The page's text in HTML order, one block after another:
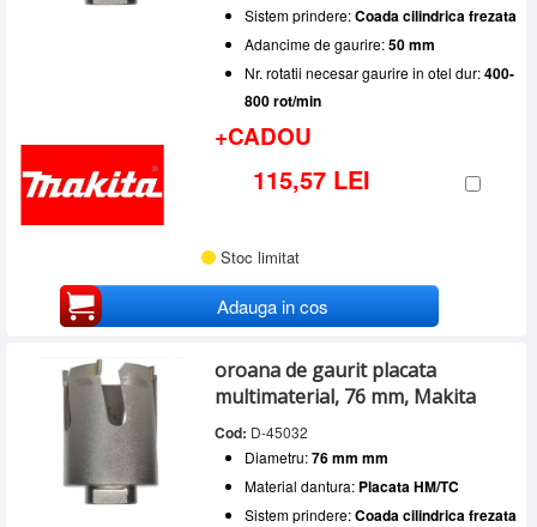
24.0(1)
32.0(3)
35.0(1)
40.0(1)
60.0(1)
68.0(2)
80.0(1)
Sistem prindere:Coada cilindrica frezata
Adancime de gaurire:50 mm
Nr. rotatii necesar gaurire in otel dur:400-
800 rot/min
+CADOU
115,57 LEI
Stoc limitat
Adauga in cos
oroana de gaurit placata
multimaterial, 76 mm, Makita
Cod: D-45032
Diametru:76 mm mm
Material dantura: Placata HM/TC
Sistem prindere:Coada cilindrica frezata